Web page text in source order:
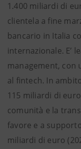
1.400 miliardi di
clientela a fine
bancario in Italia
internazionale. E’
management, con
al fintech. In
115 miliardi di
comunità e la
favore e a
miliardi di euro